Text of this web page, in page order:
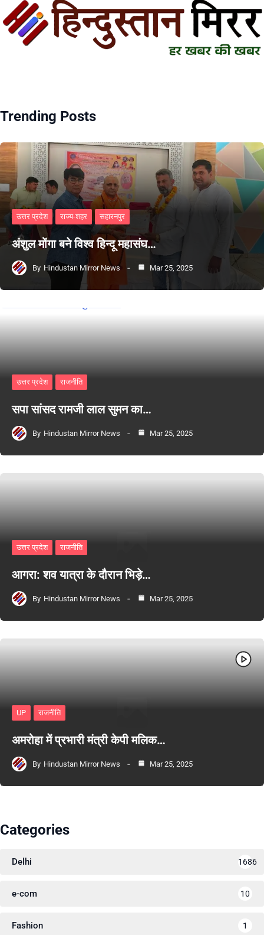
Trending Posts
उत्तर प्रदेश राज्य-शहर सहारनपुर
अंशुल मोंगा बने विश्व हिन्दू महासंघ…
By Hindustan Mirror News Mar 25, 2025
उत्तर प्रदेश राजनीति
सपा सांसद रामजी लाल सुमन का…
By Hindustan Mirror News Mar 25, 2025
उत्तर प्रदेश राजनीति
आगरा: शव यात्रा के दौरान भिड़े…
By Hindustan Mirror News Mar 25, 2025
UP राजनीति
अमरोहा में प्रभारी मंत्री केपी मलिक…
By Hindustan Mirror News Mar 25, 2025
Categories
Delhi 1686
e-com 10
Fashion 1